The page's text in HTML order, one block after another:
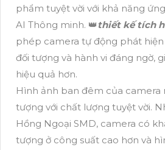
phẩm tuyệt vời với khả năng
AI Thông minh. 👑 thiết kế tích
phép camera tự động phát
đối tượng và hành vi đáng ngờ,
hiệu quả hơn.
Hình ảnh ban đêm của camera
tượng với chất lượng tuyệt vời.
Hồng Ngoại SMD, camera có
tượng ở công suất cao hơn và